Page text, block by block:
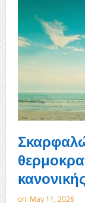
on: May 11, 2026